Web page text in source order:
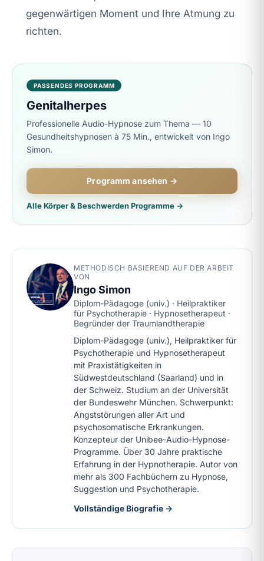
gegenwärtigen Moment und Ihre Atmung zu
richten.
PASSENDES PROGRAMM
Genitalherpes
Professionelle Audio-Hypnose zum Thema — 10
Gesundheitshypnosen à 75 Min., entwickelt von Ingo
Simon.
Programm ansehen →
Alle Körper & Beschwerden Programme →
METHODISCH BASIEREND AUF DER ARBEIT
VON
Ingo Simon
Diplom-Pädagoge (univ.) · Heilpraktiker
für Psychotherapie · Hypnosetherapeut ·
Begründer der Traumlandtherapie
Diplom-Pädagoge (univ.), Heilpraktiker für
Psychotherapie und Hypnosetherapeut
mit Praxistätigkeiten in
Südwestdeutschland (Saarland) und in
der Schweiz. Studium an der Universität
der Bundeswehr München. Schwerpunkt:
Angststörungen aller Art und
psychosomatische Erkrankungen.
Konzepteur der Unibee-Audio-Hypnose-
Programme. Über 30 Jahre praktische
Erfahrung in der Hypnotherapie. Autor von
mehr als 300 Fachbüchern zu Hypnose,
Suggestion und Psychotherapie.
Vollständige Biografie →